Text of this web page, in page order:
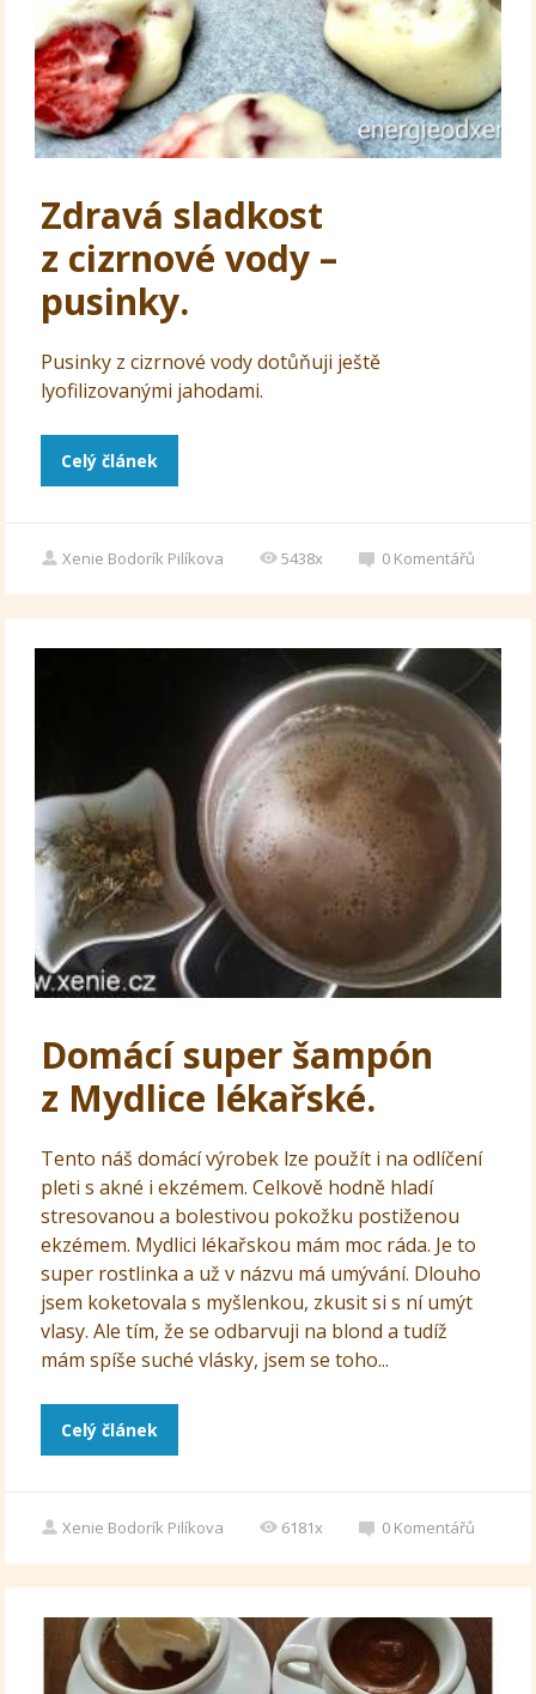
Zdravá sladkost
z cizrnové vody –
pusinky.
Pusinky z cizrnové vody dotůňuji ještě
lyofilizovanými jahodami.
Celý článek
Xenie Bodorík Pilíkova 5438x 0 Komentářů
Domácí super šampón
z Mydlice lékařské.
Tento náš domácí výrobek lze použít i na odlíčení
pleti s akné i ekzémem. Celkově hodně hladí
stresovanou a bolestivou pokožku postiženou
ekzémem. Mydlici lékařskou mám moc ráda. Je to
super rostlinka a už v názvu má umývání. Dlouho
jsem koketovala s myšlenkou, zkusit si s ní umýt
vlasy. Ale tím, že se odbarvuji na blond a tudíž
mám spíše suché vlásky, jsem se toho...
Celý článek
Xenie Bodorík Pilíkova 6181x 0 Komentářů